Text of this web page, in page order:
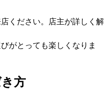
ください。店主が詳しく解
がとっても楽しくなりま
方